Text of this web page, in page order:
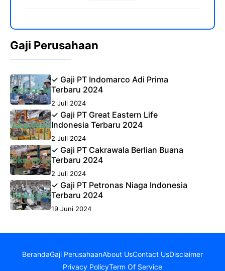
Gaji Perusahaan
✓ Gaji PT Indomarco Adi Prima
Terbaru 2024
2 Juli 2024
✓ Gaji PT Great Eastern Life
Indonesia Terbaru 2024
2 Juli 2024
✓ Gaji PT Cakrawala Berlian Buana
Terbaru 2024
2 Juli 2024
✓ Gaji PT Petronas Niaga Indonesia
Terbaru 2024
19 Juni 2024
BerandaGaji PerusahaanAbout UsContact UsDisclaimer
Privacy PolicyTerm Of Service